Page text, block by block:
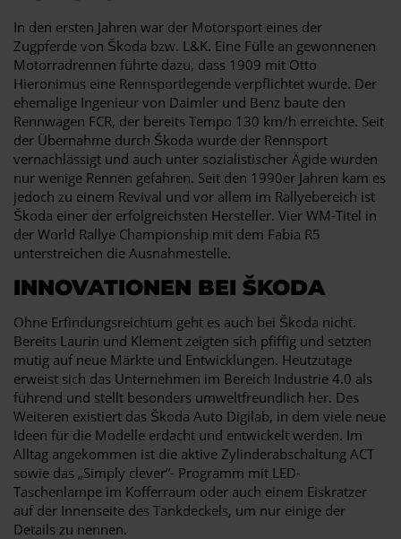
In den ersten Jahren war der Motorsport eines der
Zugpferde von Škoda bzw. L&K. Eine Fülle an gewonnenen
Motorradrennen führte dazu, dass 1909 mit Otto
Hieronimus eine Rennsportlegende verpflichtet wurde. Der
ehemalige Ingenieur von Daimler und Benz baute den
Rennwagen FCR, der bereits Tempo 130 km/h erreichte. Seit
der Übernahme durch Škoda wurde der Rennsport
vernachlässigt und auch unter sozialistischer Ägide wurden
nur wenige Rennen gefahren. Seit den 1990er Jahren kam es
jedoch zu einem Revival und vor allem im Rallyebereich ist
Škoda einer der erfolgreichsten Hersteller. Vier WM-Titel in
der World Rallye Championship mit dem Fabia R5
unterstreichen die Ausnahmestelle.
INNOVATIONEN BEI ŠKODA
Ohne Erfindungsreichtum geht es auch bei Škoda nicht.
Bereits Laurin und Klement zeigten sich pfiffig und setzten
mutig auf neue Märkte und Entwicklungen. Heutzutage
erweist sich das Unternehmen im Bereich Industrie 4.0 als
führend und stellt besonders umweltfreundlich her. Des
Weiteren existiert das Škoda Auto Digilab, in dem viele neue
Ideen für die Modelle erdacht und entwickelt werden. Im
Alltag angekommen ist die aktive Zylinderabschaltung ACT
sowie das „Simply clever“- Programm mit LED-
Taschenlampe im Kofferraum oder auch einem Eiskratzer
auf der Innenseite des Tankdeckels, um nur einige der
Details zu nennen.